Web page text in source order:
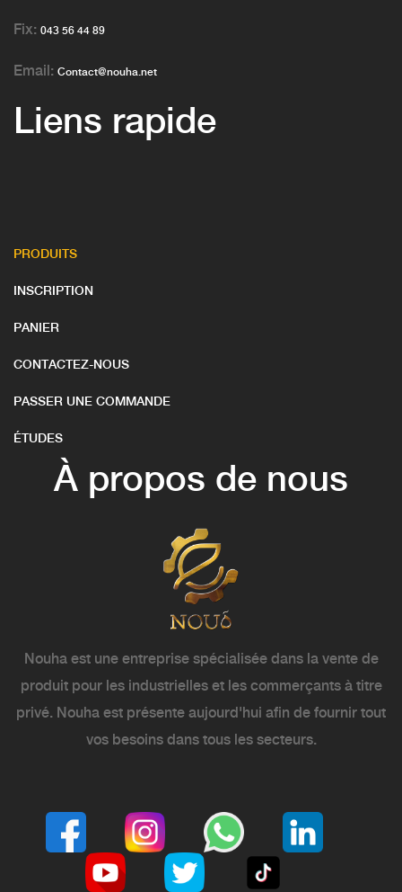
Fix: 043 56 44 89
Email: Contact@nouha.net
Liens rapide
PRODUITS
INSCRIPTION
PANIER
CONTACTEZ-NOUS
PASSER UNE COMMANDE
ÉTUDES
À propos de nous
Nouha est une entreprise spécialisée dans la vente de
produit pour les industrielles et les commerçants à titre
privé. Nouha est présente aujourd'hui afin de fournir tout
vos besoins dans tous les secteurs.